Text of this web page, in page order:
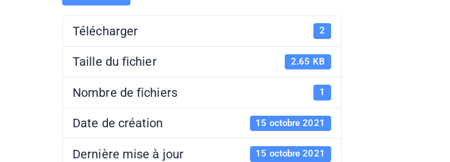
Télécharger 2
Taille du fichier 2.65 KB
Nombre de fichiers 1
Date de création 15 octobre 2021
Dernière mise à jour 15 octobre 2021